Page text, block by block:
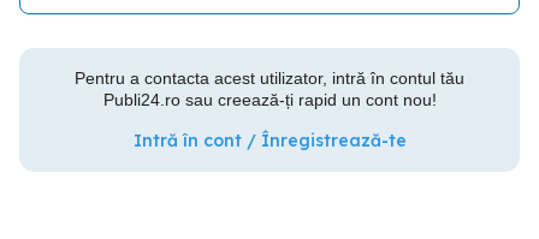
Pentru a contacta acest utilizator, intră în contul tău
Publi24.ro sau creează-ți rapid un cont nou!
Intră în cont / Înregistrează-te